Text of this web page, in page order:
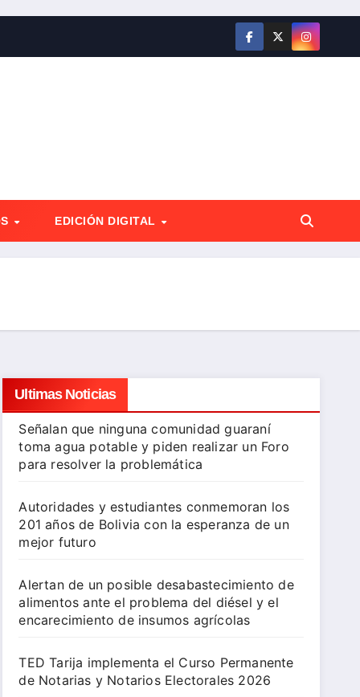
EDICIÓN DIGITAL
Ultimas Noticias
Señalan que ninguna comunidad guaraní
toma agua potable y piden realizar un Foro
para resolver la problemática
Autoridades y estudiantes conmemoran los
201 años de Bolivia con la esperanza de un
mejor futuro
Alertan de un posible desabastecimiento de
alimentos ante el problema del diésel y el
encarecimiento de insumos agrícolas
TED Tarija implementa el Curso Permanente
de Notarias y Notarios Electorales 2026